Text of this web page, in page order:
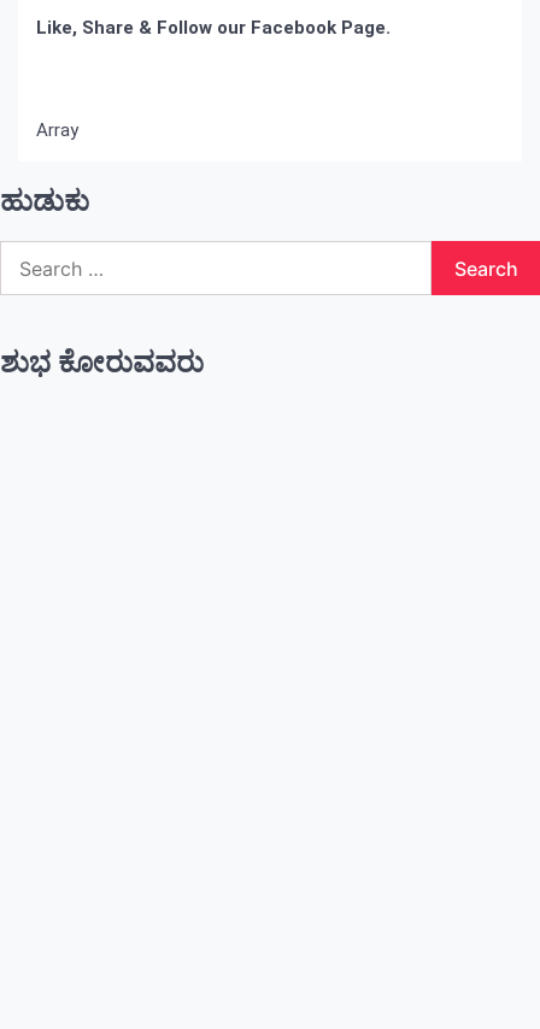
Like, Share & Follow our Facebook Page.
Array
ಹುಡುಕು
for:
ಶುಭ ಕೋರುವವರು